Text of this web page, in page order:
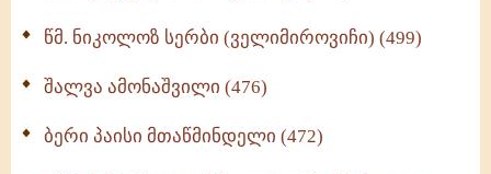
წმ. ნიკოლოზ სერბი (ველიმიროვიჩი) (499)
შალვა ამონაშვილი (476)
ბერი პაისი მთაწმინდელი (472)